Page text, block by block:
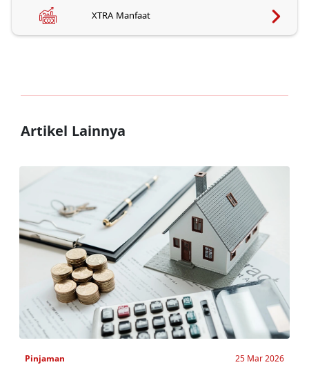
XTRA Manfaat
Artikel Lainnya
Pinjaman 25 Mar 2026